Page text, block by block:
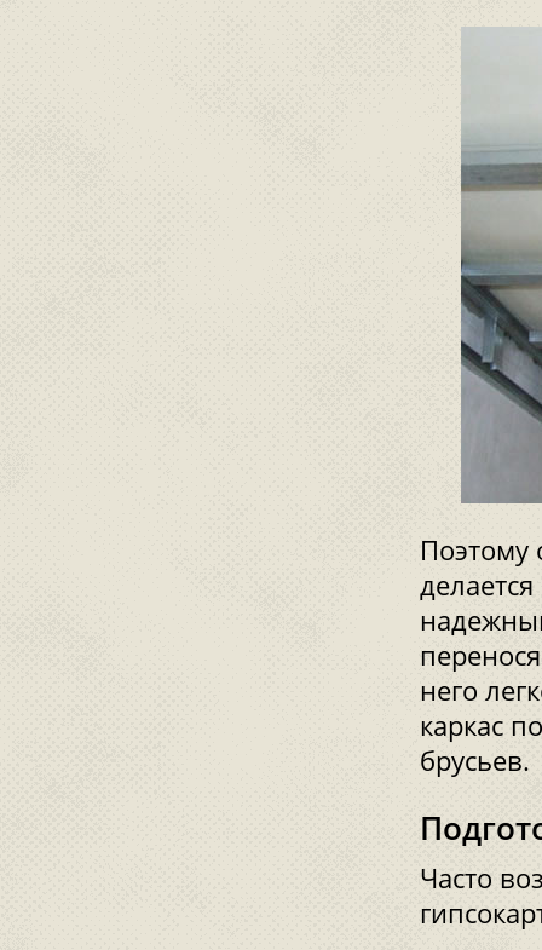
Поэтому
него
каркас
брусьев.
Часто